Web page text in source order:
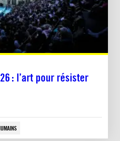
: l’art pour résister